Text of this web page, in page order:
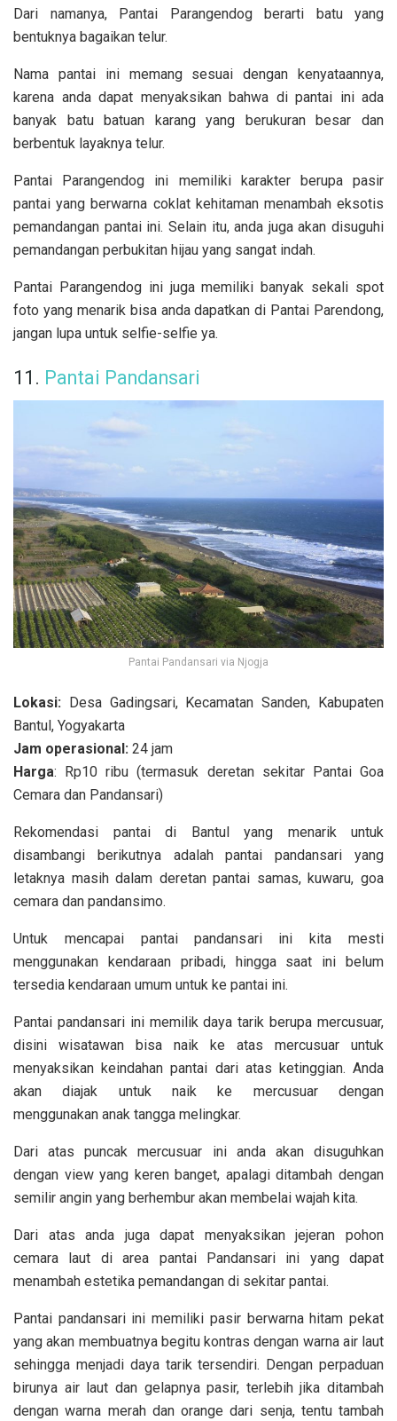
Dari namanya, Pantai Parangendog berarti batu yang
bentuknya bagaikan telur.
Nama pantai ini memang sesuai dengan kenyataannya,
karena anda dapat menyaksikan bahwa di pantai ini ada
banyak batu batuan karang yang berukuran besar dan
berbentuk layaknya telur.
Pantai Parangendog ini memiliki karakter berupa pasir
pantai yang berwarna coklat kehitaman menambah eksotis
pemandangan pantai ini. Selain itu, anda juga akan disuguhi
pemandangan perbukitan hijau yang sangat indah.
Pantai Parangendog ini juga memiliki banyak sekali spot
foto yang menarik bisa anda dapatkan di Pantai Parendong,
jangan lupa untuk selfie-selfie ya.
11. Pantai Pandansari
Pantai Pandansari via Njogja
Lokasi: Desa Gadingsari, Kecamatan Sanden, Kabupaten
Bantul, Yogyakarta
Jam operasional: 24 jam
Harga: Rp10 ribu (termasuk deretan sekitar Pantai Goa
Cemara dan Pandansari)
Rekomendasi pantai di Bantul yang menarik untuk
disambangi berikutnya adalah pantai pandansari yang
letaknya masih dalam deretan pantai samas, kuwaru, goa
cemara dan pandansimo.
Untuk mencapai pantai pandansari ini kita mesti
menggunakan kendaraan pribadi, hingga saat ini belum
tersedia kendaraan umum untuk ke pantai ini.
Pantai pandansari ini memilik daya tarik berupa mercusuar,
disini wisatawan bisa naik ke atas mercusuar untuk
menyaksikan keindahan pantai dari atas ketinggian. Anda
akan diajak untuk naik ke mercusuar dengan
menggunakan anak tangga melingkar.
Dari atas puncak mercusuar ini anda akan disuguhkan
dengan view yang keren banget, apalagi ditambah dengan
semilir angin yang berhembur akan membelai wajah kita.
Dari atas anda juga dapat menyaksikan jejeran pohon
cemara laut di area pantai Pandansari ini yang dapat
menambah estetika pemandangan di sekitar pantai.
Pantai pandansari ini memiliki pasir berwarna hitam pekat
yang akan membuatnya begitu kontras dengan warna air laut
sehingga menjadi daya tarik tersendiri. Dengan perpaduan
birunya air laut dan gelapnya pasir, terlebih jika ditambah
dengan warna merah dan orange dari senja, tentu tambah